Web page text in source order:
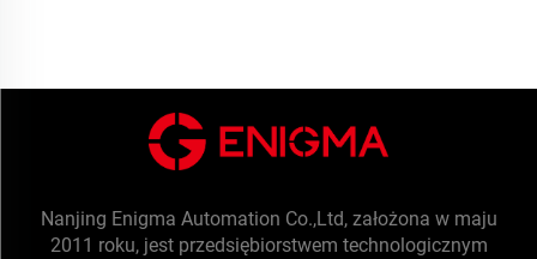
Nanjing Enigma Automation Co.,Ltd, założona w maju
2011 roku, jest przedsiębiorstwem technologicznym